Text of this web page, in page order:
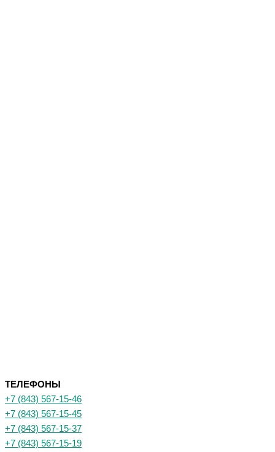
ТЕЛЕФОНЫ
+7 (843) 567-15-46
+7 (843) 567-15-45
+7 (843) 567-15-37
+7 (843) 567-15-19